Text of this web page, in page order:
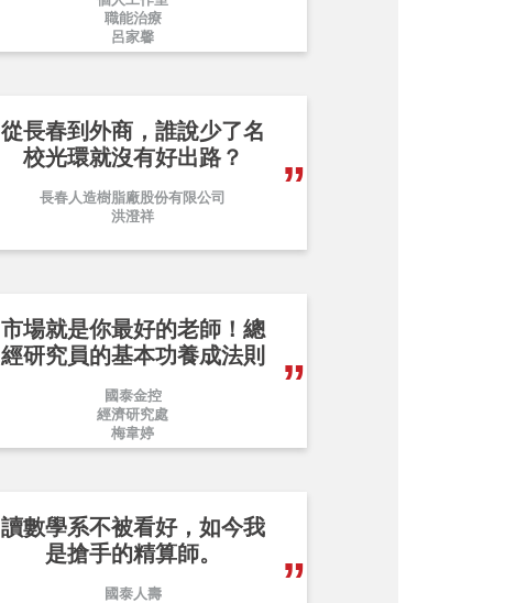
職能治療
呂家馨
從長春到外商，誰說少了名
校光環就沒有好出路？
長春人造樹脂廠股份有限公司
洪澄祥
市場就是你最好的老師！總
經研究員的基本功養成法則
國泰金控
經濟研究處
梅韋婷
讀數學系不被看好，如今我
是搶手的精算師。
國泰人壽